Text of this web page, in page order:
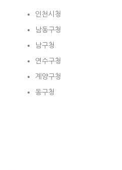
인천시청
남동구청
남구청
연수구청
계양구청
동구청